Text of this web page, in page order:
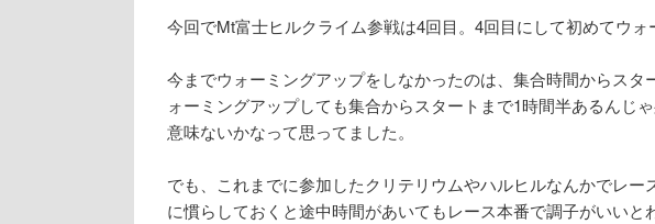
今回でMt富士ヒルクライム参戦は4回目。4回目にして初めてウォ
今までウォーミングアップをしなかったのは、集合時間からス
ォーミングアップしても集合からスタートまで1時間半あるんじ
意味ないかなって思ってました。
でも、これまでに参加したクリテリウムやハルヒルなんかでレ
に慣らしておくと途中時間があいてもレース本番で調子がいい